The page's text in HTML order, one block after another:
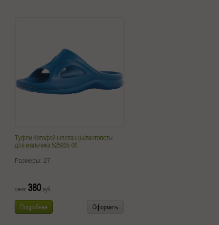
Туфли Котофей шлепанцы/пантолеты
для мальчика 525035-06
Размеры: 27
цена: 380 руб.
Подробнее Оформить